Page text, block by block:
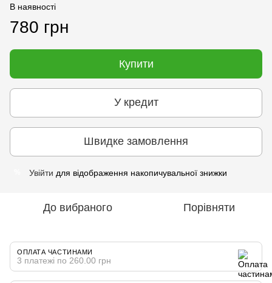
В наявності
780 грн
Купити
У кредит
Швидке замовлення
Увійти для відображення накопичувальної знижки
До вибраного Порівняти
ОПЛАТА ЧАСТИНАМИ
3 платежі по 260.00 грн